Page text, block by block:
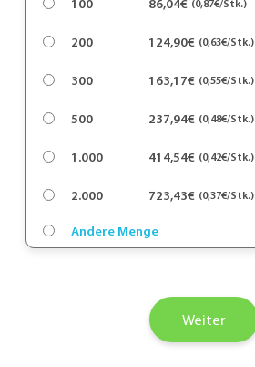
100 86,04€ (0,87€/Stk.)
200 124,90€ (0,63€/Stk.)
300 163,17€ (0,55€/Stk.)
500 237,94€ (0,48€/Stk.)
1.000 414,54€ (0,42€/Stk.)
2.000 723,43€ (0,37€/Stk.)
Andere Menge
Weiter